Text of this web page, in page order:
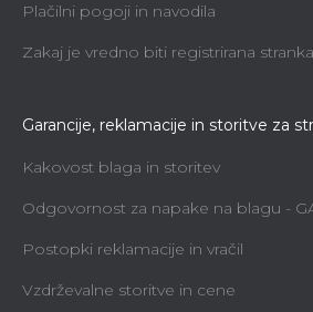
Plačilni pogoji in navodila
Zakaj je vredno biti registrirana
Garancije, reklamacije in storitve za
Kakovost blaga in storitev
Odgovornost za napake na blagu -
Postopki reklamacije in vračil
Vzdrževalne storitve in cene